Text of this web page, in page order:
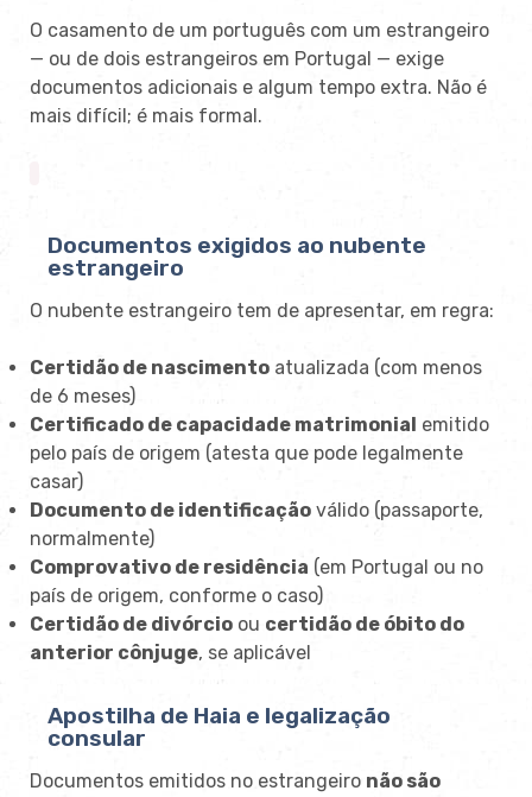
O casamento de um português com um estrangeiro
— ou de dois estrangeiros em Portugal — exige
documentos adicionais e algum tempo extra. Não é
mais difícil; é mais formal.
Documentos exigidos ao nubente
estrangeiro
O nubente estrangeiro tem de apresentar, em regra:
Certidão de nascimento atualizada (com menos
de 6 meses)
Certificado de capacidade matrimonial emitido
pelo país de origem (atesta que pode legalmente
casar)
Documento de identificação válido (passaporte,
normalmente)
Comprovativo de residência (em Portugal ou no
país de origem, conforme o caso)
Certidão de divórcio ou certidão de óbito do
anterior cônjuge, se aplicável
Apostilha de Haia e legalização
consular
Documentos emitidos no estrangeiro não são